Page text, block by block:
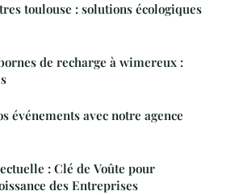
toulouse : solutions écologiques
de recharge à wimereux :
événements avec notre agence
: Clé de Voûte pour
des Entreprises